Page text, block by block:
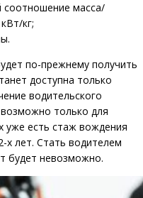
соотношение масса/
кг;
по-прежнему получить
доступна только
водительского
только для
уже есть стаж вождения
х лет. Стать водителем
будет невозможно.